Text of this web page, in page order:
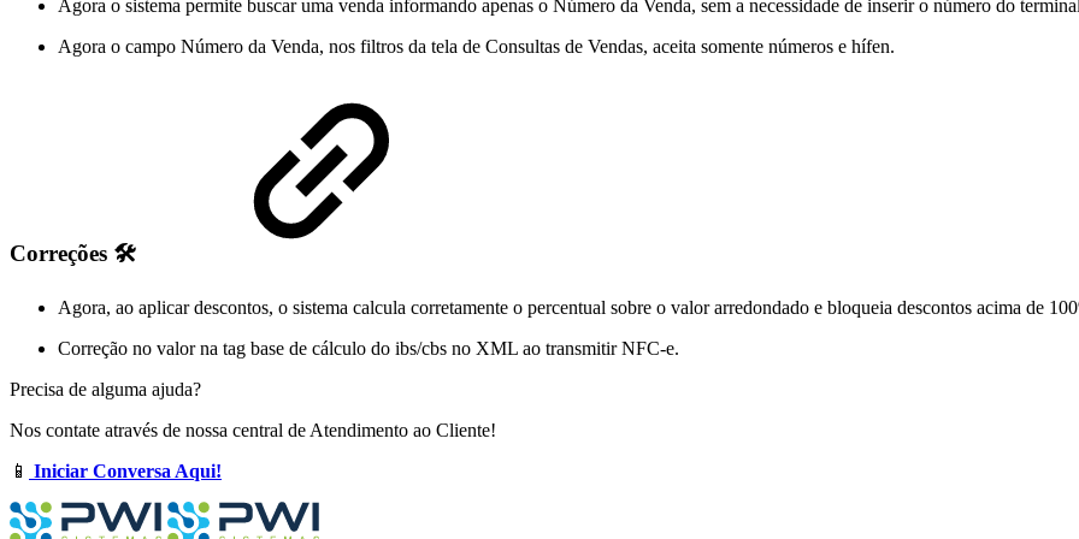
Agora o sistema permite buscar uma venda informando apenas o Número da Venda, sem a necessidade de inserir o número do
Agora o campo Número da Venda, nos filtros da tela de Consultas de Vendas, aceita somente números e hífen.
Correções 🛠️
Agora, ao aplicar descontos, o sistema calcula corretamente o percentual sobre o valor arredondado e bloqueia descontos acima de
Correção no valor na tag base de cálculo do ibs/cbs no XML ao transmitir NFC-e.
Precisa de alguma ajuda?
Nos contate através de nossa central de Atendimento ao Cliente!
📱 Iniciar Conversa Aqui!